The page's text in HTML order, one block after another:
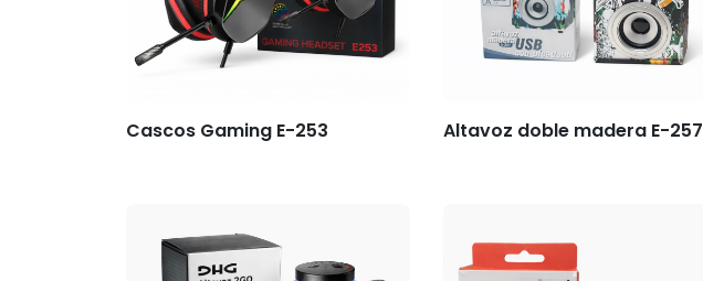
Cascos Gaming E-253 Altavoz doble madera E-257